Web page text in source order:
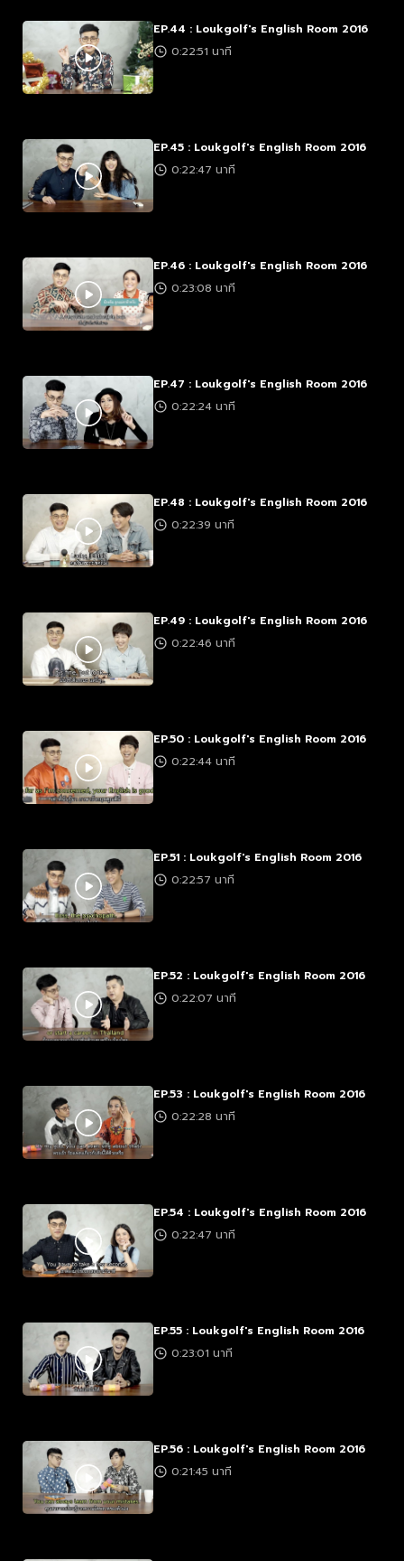
EP.44 : Loukgolf's English Room 2016
0:22:51 นาที
EP.45 : Loukgolf's English Room 2016
0:22:47 นาที
EP.46 : Loukgolf's English Room 2016
0:23:08 นาที
EP.47 : Loukgolf's English Room 2016
0:22:24 นาที
EP.48 : Loukgolf's English Room 2016
0:22:39 นาที
EP.49 : Loukgolf's English Room 2016
0:22:46 นาที
EP.50 : Loukgolf's English Room 2016
0:22:44 นาที
EP.51 : Loukgolf's English Room 2016
0:22:57 นาที
EP.52 : Loukgolf's English Room 2016
0:22:07 นาที
EP.53 : Loukgolf's English Room 2016
0:22:28 นาที
EP.54 : Loukgolf's English Room 2016
0:22:47 นาที
EP.55 : Loukgolf's English Room 2016
0:23:01 นาที
EP.56 : Loukgolf's English Room 2016
0:21:45 นาที